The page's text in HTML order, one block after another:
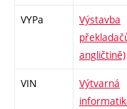
VYPa
Výstavba
angličtině)
VIN
Výtvarná